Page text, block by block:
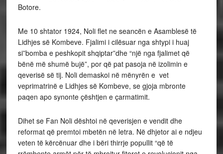
Botore.
Me 10 shtator 1924, Noli flet ne seancën e Asamblesë të
Lidhjes së Kombeve. Fjalimi i cilësuar nga shtypi i huaj
si”bomba e peshkopit shqiptar”dhe “një nga fjalimet që
bënë më shumë bujë”, por që pat pasoja në izolimin e
qeverisë së tij. Noli demaskoi në mënyrën e vet
veprimatrinë e Lidhjes së Kombeve, se gjoja mbronte
paqen apo synonte çështjen e çarmatimit.
Dihet se Fan Noli dështoi në qeverisjen e vendit dhe
reformat që premtoi mbetën në letra. Në dhjetor ai e ndjeu
veten të kërcënuar dhe i bëri thirrje popullit “që të